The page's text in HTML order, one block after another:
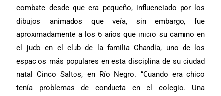
combate desde que era pequeño, influenciado por los
dibujos animados que veía, sin embargo, fue
aproximadamente a los 6 años que inició su camino en
el judo en el club de la familia Chandía, uno de los
espacios más populares en esta disciplina de su ciudad
natal Cinco Saltos, en Río Negro. “Cuando era chico
tenía problemas de conducta en el colegio. Una